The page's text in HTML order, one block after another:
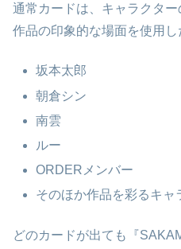
通常カードは、キャラクタ
作品の印象的な場面を使用し
坂本太郎
朝倉シン
南雲
ルー
ORDERメンバー
そのほか作品を彩るキャ
どのカードが出ても『